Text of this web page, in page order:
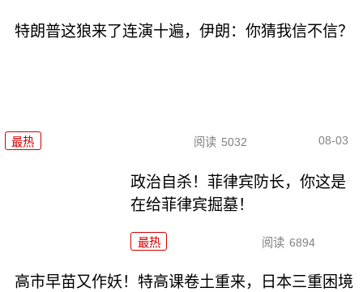
特朗普这狼来了连演十遍，伊朗：你猜我信不信？
最热 阅读 5032 08-03
政治自杀！菲律宾防长，你这是
在给菲律宾掘墓！
最热 阅读 6894
高市早苗又作妖！特高课卷土重来，日本三重困境